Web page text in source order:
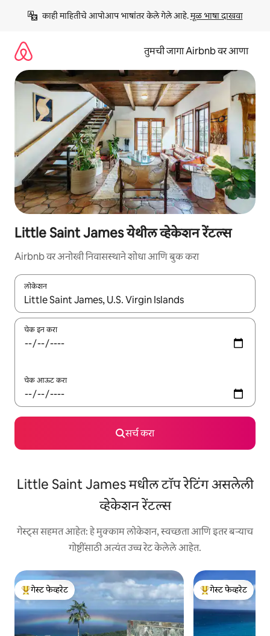
काही माहितीचे आपोआप भाषांतर केले गेले आहे. मूळ भाषा दाखवा
तुमची जागा Airbnb वर आणा
Little Saint James येथील व्हेकेशन रेंटल्स
Airbnb वर अनोखी निवासस्थाने शोधा आणि बुक करा
लोकेशन
जेव्हा परिणाम उपलब्ध असतील, तेव्हा वरच्या आणि खाली बाणांच्या किजसह
चेक इन करा
चेक आऊट करा
सर्च करा
Little Saint James मधील टॉप रेटिंग असलेली
व्हेकेशन रेंटल्स
गेस्ट्स सहमत आहेत: हे मुक्काम लोकेशन, स्वच्छता आणि इतर बऱ्याच
गोष्टींसाठी अत्यंत उच्च रेट केलेले आहेत.
टॉप गेस्ट फेव्हरेट
गेस्ट फेव्हरेट
टॉप गेस्ट फेव्हरेट
गेस्ट फेव्हरेट